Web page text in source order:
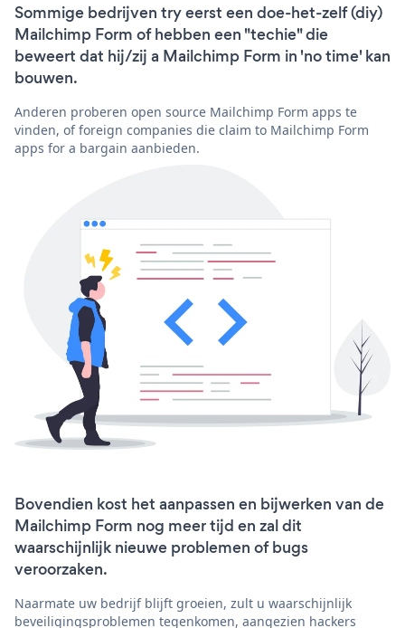
Sommige bedrijven try eerst een doe-het-zelf (diy)
Mailchimp Form of hebben een "techie" die
beweert dat hij/zij a Mailchimp Form in 'no time' kan
bouwen.
Anderen proberen open source Mailchimp Form apps te
vinden, of foreign companies die claim to Mailchimp Form
apps for a bargain aanbieden.
Bovendien kost het aanpassen en bijwerken van de
Mailchimp Form nog meer tijd en zal dit
waarschijnlijk nieuwe problemen of bugs
veroorzaken.
Naarmate uw bedrijf blijft groeien, zult u waarschijnlijk
beveiligingsproblemen tegenkomen, aangezien hackers